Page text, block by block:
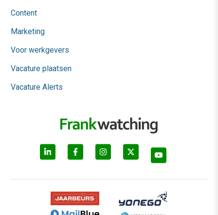
Content
Marketing
Voor werkgevers
Vacature plaatsen
Vacature Alerts